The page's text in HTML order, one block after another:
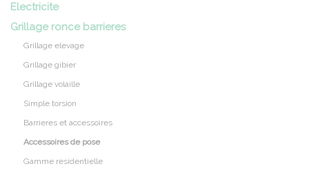
Electricite
Grillage ronce barrieres
Grillage elevage
Grillage gibier
Grillage volaille
Simple torsion
Barrieres et accessoires
Accessoires de pose
Gamme residentielle